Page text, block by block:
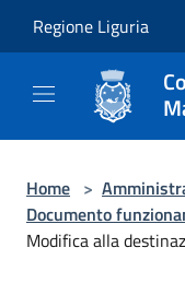
Regione Liguria
Home >
Documento
Modifica alla